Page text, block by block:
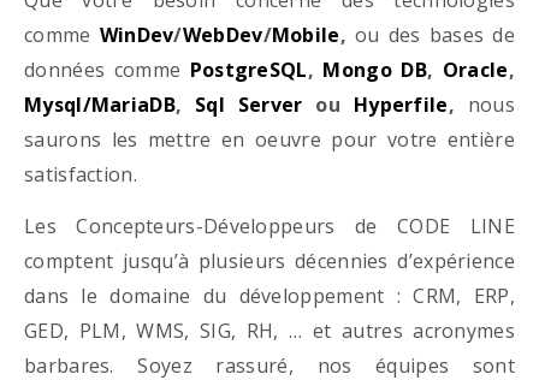
comme WinDev/WebDev/Mobile, ou des bases de
données comme PostgreSQL, Mongo DB, Oracle,
Mysql/MariaDB, Sql Server ou Hyperfile, nous
saurons les mettre en oeuvre pour votre entière
satisfaction.
Les Concepteurs-Développeurs de CODE LINE
comptent jusqu’à plusieurs décennies d’expérience
dans le domaine du développement : CRM, ERP,
GED, PLM, WMS, SIG, RH, … et autres acronymes
barbares. Soyez rassuré, nos équipes sont